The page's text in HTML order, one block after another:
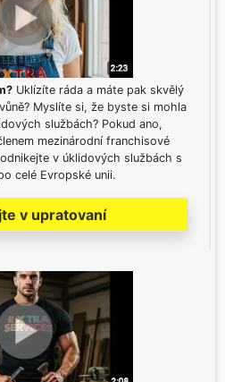
Uklízíte ráda a máte pak skvělý
Myslíte si, že byste si mohla
službách? Pokud ano,
mezinárodní franchisové
v úklidových službách s
celé Evropské unii.
v upratovaní